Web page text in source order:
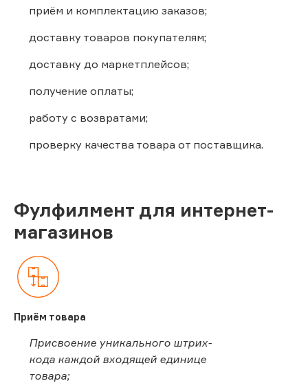
приём и комплектацию заказов;
доставку товаров покупателям;
доставку до маркетплейсов;
получение оплаты;
работу с возвратами;
проверку качества товара от поставщика.
Фулфилмент для интернет-
магазинов
Приём товара
Присвоение уникального штрих-
кода каждой входящей единице
товара;